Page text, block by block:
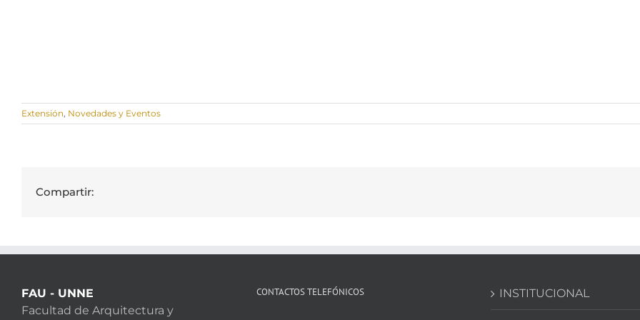
Extensión Novedades y Eventos
Compartir:
FAU - UNNE
Facultad de Arquitectura y
CONTACTOS TELEFÓNICOS INSTITUCIONAL